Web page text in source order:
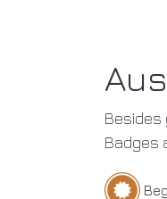
Besides
Badges